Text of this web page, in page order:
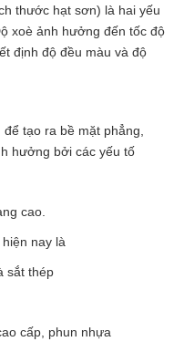
thước hạt sơn) là hai yếu
xoè ảnh hưởng đến tốc độ
định độ đều màu và độ
tạo ra bề mặt phẳng,
hưởng bởi các yếu tố
cao.
nay là
sắt thép
cấp, phun nhựa